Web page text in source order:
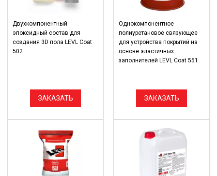
Двухкомпонентный
эпоксидный состав для
создания 3D пола LEVL Coat
502
ЗАКАЗАТЬ
Однокомпонентное
полиуретановое связующее
для устройства покрытий на
основе эластичных
заполнителей LEVL Coat 551
ЗАКАЗАТЬ